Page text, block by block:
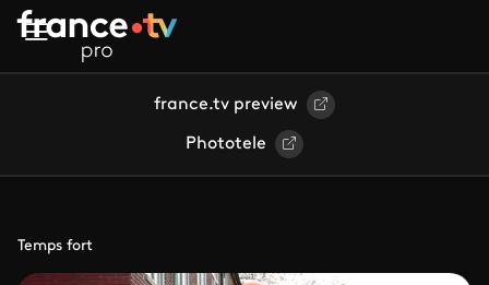
Aller au contenu principal
france.tv preview
Phototele
Temps fort